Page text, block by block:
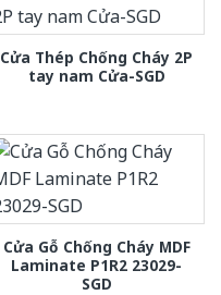
Cửa Thép Chống Cháy 2P
tay nam Cửa-SGD
Cửa Gỗ Chống Cháy MDF
Laminate P1R2 23029-
SGD